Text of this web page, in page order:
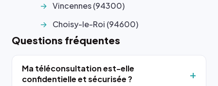
Vincennes (94300)
Choisy-le-Roi (94600)
Questions fréquentes
Ma téléconsultation est-elle
confidentielle et sécurisée ?